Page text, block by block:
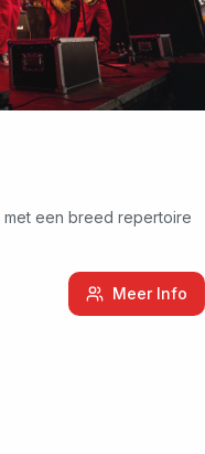
een breed repertoire
Meer Info